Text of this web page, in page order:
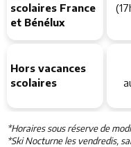
scolaires France
et Bénélux
Hors vacances
scolaires
*Horaires sous réserve de
*Ski Nocturne les vendredis,